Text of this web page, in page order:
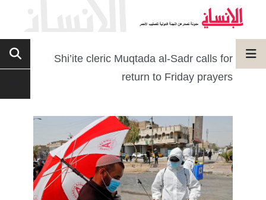
Shi’ite cleric Muqtada al-Sadr calls for
return to Friday prayers